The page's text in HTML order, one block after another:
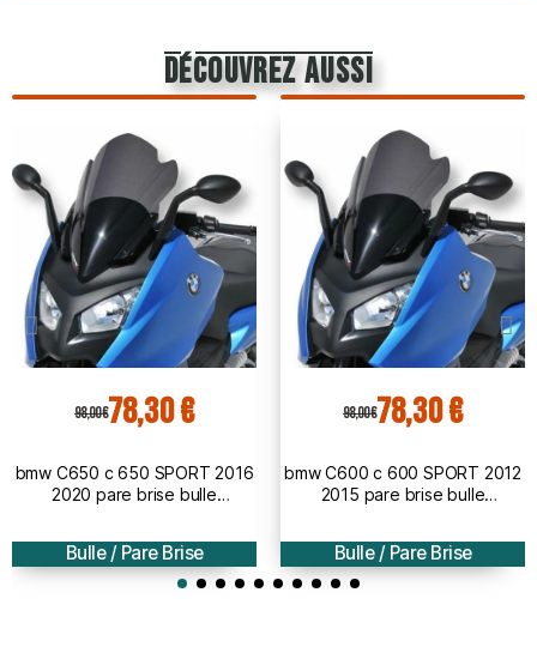
découvrez aussi
98,00 €78,30 €
bmw C650 c 650 SPORT 2016
2020 pare brise bulle
Bulle / Pare Brise
98,00 €78,30 €
bmw C600 c 600 SPORT 2012
2015 pare brise bulle
Bulle / Pare Brise